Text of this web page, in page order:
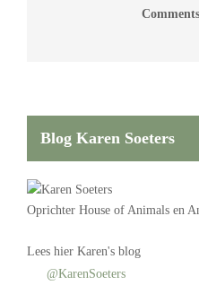
Blog Karen Soeters
Oprichter House of Animals en
Lees hier Karen's blog
@KarenSoeters